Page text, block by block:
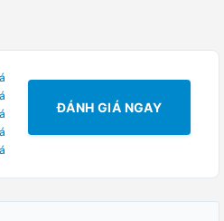
ĐÁNH GIÁ NGAY